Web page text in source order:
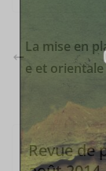
La mise en
e et
Revue de